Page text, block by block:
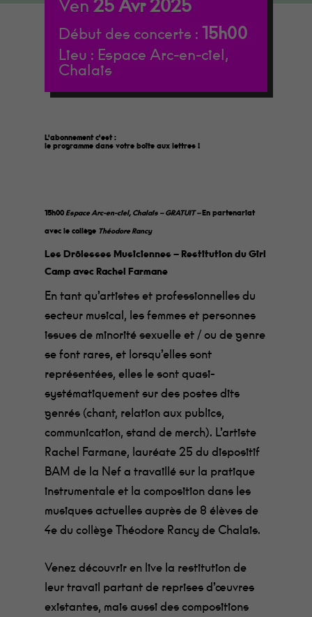
Ven 25 Avr 2025
Début des concerts : 15h00
Lieu : Espace Arc-en-ciel,
Chalais
L'abonnement c'est :
le programme dans votre boîte aux lettres !
15h00 Espace Arc-en-ciel, Chalais – GRATUIT – En partenariat
avec le collège Théodore Rancy
Les Drôlesses Musiciennes – Restitution du Girl
Camp avec Rachel Farmane
En tant qu’artistes et professionnelles du
secteur musical, les femmes et personnes
issues de minorité sexuelle et / ou de genre
se font rares, et lorsqu’elles sont
représentées, elles le sont quasi-
systématiquement sur des postes dits
genrés (chant, relation aux publics,
communication, stand de merch). L’artiste
Rachel Farmane, lauréate 25 du dispositif
BAM de la Nef a travaillé sur la pratique
instrumentale et la composition dans les
musiques actuelles auprès de 8 élèves de
4e du collège Théodore Rancy de Chalais.
Venez découvrir en live la restitution de
leur travail partant de reprises d’œuvres
existantes, mais aussi des compositions